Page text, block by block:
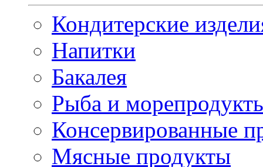
Кондитерские
Напитки
Бакалея
Рыба и
Консервированные
Мясные продукты